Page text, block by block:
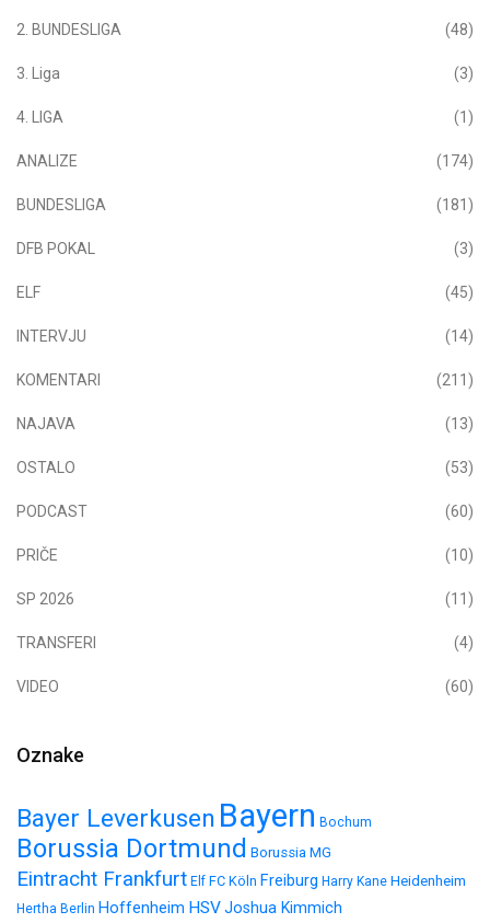
2. BUNDESLIGA (48)
3. Liga (3)
4. LIGA (1)
ANALIZE (174)
BUNDESLIGA (181)
DFB POKAL (3)
ELF (45)
INTERVJU (14)
KOMENTARI (211)
NAJAVA (13)
OSTALO (53)
PODCAST (60)
PRIČE (10)
SP 2026 (11)
TRANSFERI (4)
VIDEO (60)
Oznake
Bayer Leverkusen Bayern Bochum
Borussia Dortmund Borussia MG
Eintracht Frankfurt Elf FC Köln Freiburg Harry Kane Heidenheim
Hertha Berlin Hoffenheim HSVJoshua Kimmich